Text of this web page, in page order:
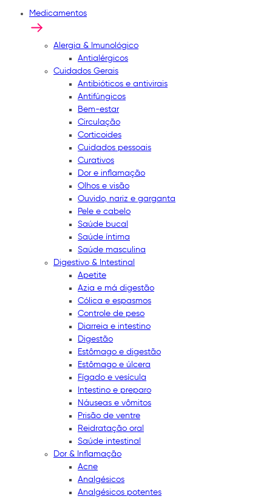
Medicamentos
Alergia & Imunológico
Antialérgicos
Cuidados Gerais
Antibióticos e antivirais
Antifúngicos
Bem-estar
Circulação
Corticoides
Cuidados pessoais
Curativos
Dor e inflamação
Olhos e visão
Ouvido, nariz e garganta
Pele e cabelo
Saúde bucal
Saúde íntima
Saúde masculina
Digestivo & Intestinal
Apetite
Azia e má digestão
Cólica e espasmos
Controle de peso
Diarreia e intestino
Digestão
Estômago e digestão
Estômago e úlcera
Fígado e vesícula
Intestino e preparo
Náuseas e vômitos
Prisão de ventre
Reidratação oral
Saúde intestinal
Dor & Inflamação
Acne
Analgésicos
Analgésicos potentes